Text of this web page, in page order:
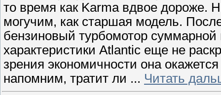
то время как Karma вдвое дороже.
могучим, как старшая модель.
бензиновый турбомотор
характеристики Atlantic еще не
зрения экономичности она
напомним, тратит ли ... Читать